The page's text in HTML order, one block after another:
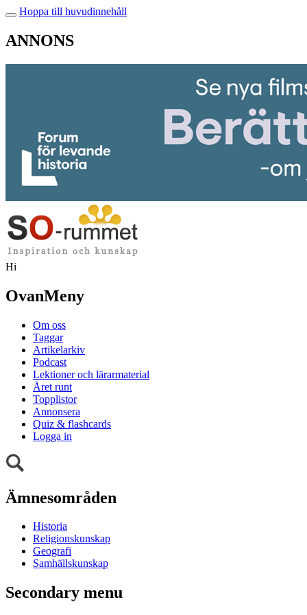
Hoppa till huvudinnehåll
ANNONS
Hi
OvanMeny
Om oss
Taggar
Artikelarkiv
Podcast
Lektioner och lärarmaterial
Året runt
Topplistor
Annonsera
Quiz & flashcards
Logga in
Ämnesområden
Historia
Religionskunskap
Geografi
Samhällskunskap
Secondary menu